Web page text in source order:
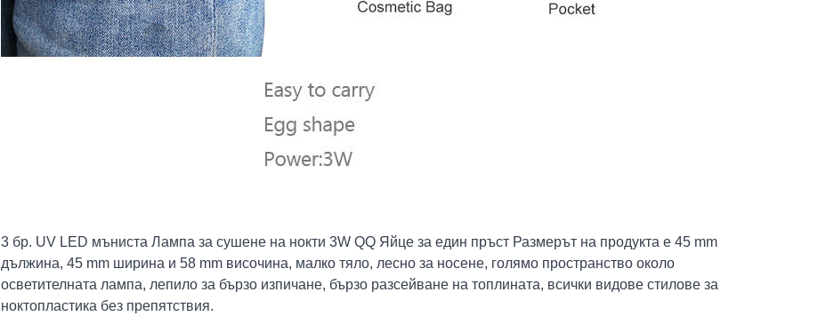
3 бр. UV LED мъниста Лампа за сушене на нокти 3W QQ Яйце за един пръст Размерът на продукта е 45 mm
дължина, 45 mm ширина и 58 mm височина, малко тяло, лесно за носене, голямо пространство около
осветителната лампа, лепило за бързо изпичане, бързо разсейване на топлината, всички видове стилове за
ноктопластика без препятствия.